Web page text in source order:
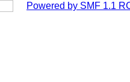
Powered by SMF 1.1